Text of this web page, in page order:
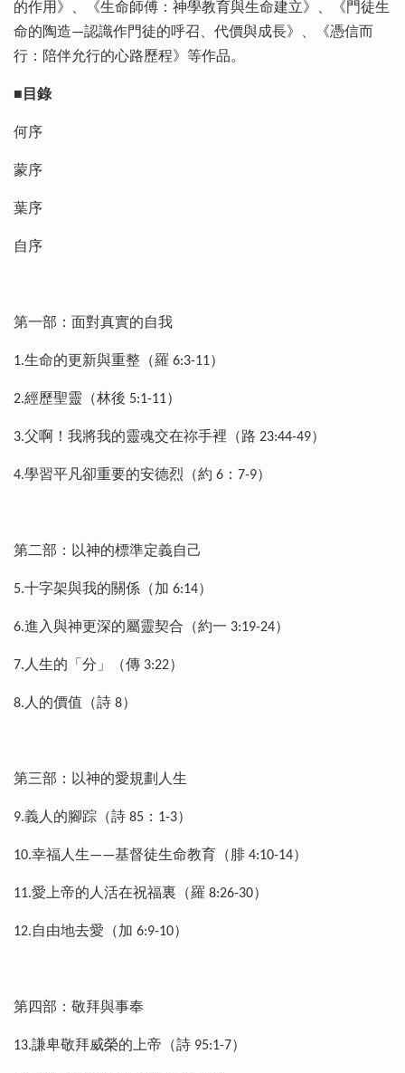
的作用》、《生命師傅：神學教育與生命建立》、《門徒生
命的陶造—認識作門徒的呼召、代價與成長》、《憑信而
行：陪伴允行的心路歷程》等作品。
■目錄
何序
蒙序
葉序
自序
第一部：面對真實的自我
1.生命的更新與重整（羅 6:3-11）
2.經歷聖靈（林後 5:1-11）
3.父啊！我將我的靈魂交在祢手裡（路 23:44-49）
4.學習平凡卻重要的安德烈（約 6：7-9）
第二部：以神的標準定義自己
5.十字架與我的關係（加 6:14）
6.進入與神更深的屬靈契合（約一 3:19-24）
7.人生的「分」（傳 3:22）
8.人的價值（詩 8）
第三部：以神的愛規劃人生
9.義人的腳踪（詩 85：1-3）
10.幸福人生——基督徒生命教育（腓 4:10-14）
11.愛上帝的人活在祝福裏（羅 8:26-30）
12.自由地去愛（加 6:9-10）
第四部：敬拜與事奉
13.謙卑敬拜威榮的上帝（詩 95:1-7）